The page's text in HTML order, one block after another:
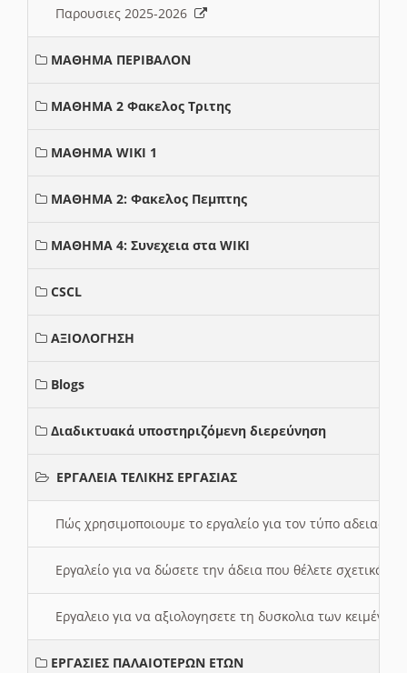
Παρουσιες 2025-2026
ΜΑΘΗΜΑ ΠΕΡΙΒΑΛΟΝ
ΜΑΘΗΜΑ 2 Φακελος Τριτης
ΜΑΘΗΜΑ WIKI 1
ΜΑΘΗΜΑ 2: Φακελος Πεμπτης
ΜΑΘΗΜΑ 4: Συνεχεια στα WIKI
CSCL
ΑΞΙΟΛΟΓΗΣΗ
Blogs
Διαδικτυακά υποστηριζόμενη διερεύνηση
ΕΡΓΑΛΕΙΑ ΤΕΛΙΚΗΣ ΕΡΓΑΣΙΑΣ
Πώς χρησιμοποιουμε το εργαλείο για τον τύπο αδειας
Εργαλείο για να δώσετε την άδεια που θέλετε σχετικά
Εργαλειο για να αξιολογησετε τη δυσκολια των
ΕΡΓΑΣΙΕΣ ΠΑΛΑΙΟΤΕΡΩΝ ΕΤΩΝ